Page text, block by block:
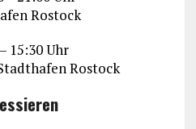
Rostock
15:30 Uhr
Rostock